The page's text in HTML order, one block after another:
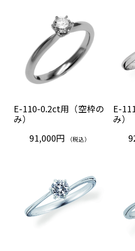
E-110-0.2ct用（空枠の
み）
91,000円
（税込）
E-
み）